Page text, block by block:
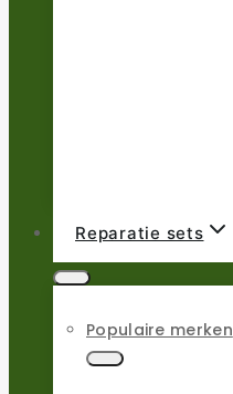
Reparatie sets
Populaire merken